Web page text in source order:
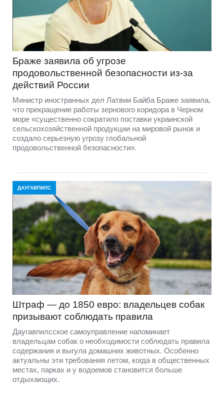
Браже заявила об угрозе
продовольственной безопасности из-за
действий России
Министр иностранных дел Латвии Байба Браже заявила,
что прекращение работы зернового коридора в Черном
море «существенно сократило поставки украинской
сельскохозяйственной продукции на мировой рынок и
создало серьезную угрозу глобальной
продовольственной безопасности».
ДАУГАВПИЛС
Штраф — до 1850 евро: владельцев собак
призывают соблюдать правила
Даугавпилсское самоуправление напоминает
владельцам собак о необходимости соблюдать правила
содержания и выгула домашних животных. Особенно
актуальны эти требования летом, когда в общественных
местах, парках и у водоемов становится больше
отдыхающих.